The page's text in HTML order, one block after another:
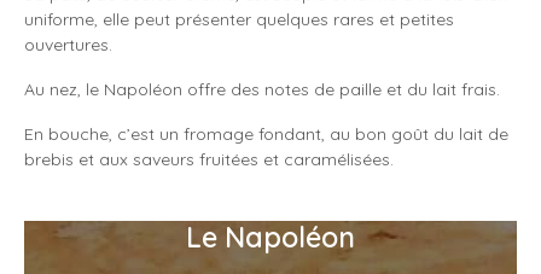
uniforme, elle peut présenter quelques rares et petites
ouvertures.
Au nez, le Napoléon offre des notes de paille et du lait frais.
En bouche, c’est un fromage fondant, au bon goût du lait de
brebis et aux saveurs fruitées et caramélisées.
Le Napoléon